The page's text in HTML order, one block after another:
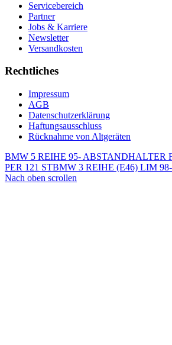
Servicebereich
Partner
Jobs & Karriere
Newsletter
Versandkosten
Rechtliches
Impressum
AGB
Datenschutzerklärung
Haftungsausschluss
Rücknahme von Altgeräten
BMW 5 REIHE 95- ABSTANDHALTER
PER 121 STBMW 3 REIHE (E46) LIM
Nach oben scrollen